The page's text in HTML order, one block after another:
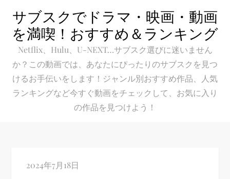
content
サブスクでドラマ・映画・動画
を満喫！おすすめ＆ランキング
Netflix、Hulu、U-NEXT…サブスク選びに迷いません
か？この動画では、あなたにぴったりのサブスクを見つ
けるお手伝いをします！ジャンル別おすすめ作品、人気
ランキングなど今すぐ動画をチェックして、お気に入り
の作品を見つけよう！